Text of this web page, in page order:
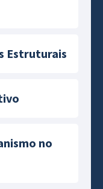
Estruturais
no